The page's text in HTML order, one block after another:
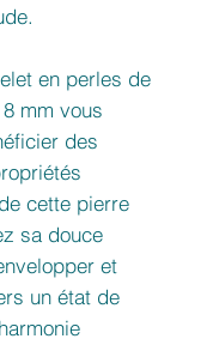
en perles de
mm vous
des
cette pierre
sa douce
et
un état de